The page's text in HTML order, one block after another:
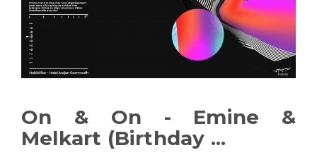
On & On - Emine &
Melkart (Birthday ...